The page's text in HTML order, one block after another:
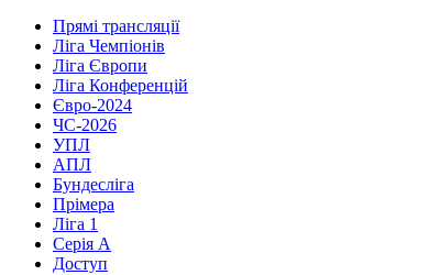
Прямі трансляції
Ліга Чемпіонів
Ліга Європи
Ліга Конференцій
Євро-2024
ЧС-2026
УПЛ
АПЛ
Бундесліга
Прімера
Ліга 1
Серія А
Доступ